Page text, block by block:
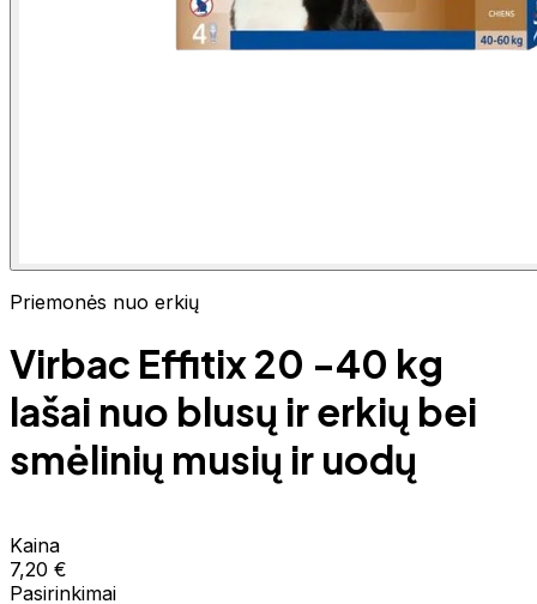
Priemonės nuo erkių
Virbac Effitix 20 -40 kg
lašai nuo blusų ir erkių bei
smėlinių musių ir uodų
Kaina
7,20 €
Pasirinkimai